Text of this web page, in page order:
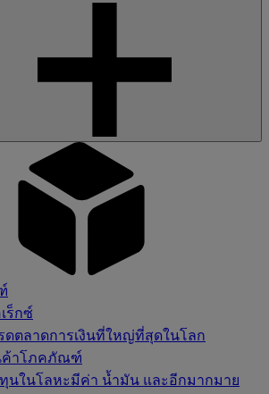
ร็กซ์
ดตลาดการเงินที่ใหญ่ที่สุดในโลก
ค้าโภคภัณฑ์
นในโลหะมีค่า น้ำมัน และอีกมากมาย